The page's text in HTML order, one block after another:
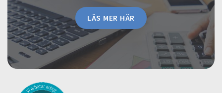
LÄS MER HÄR